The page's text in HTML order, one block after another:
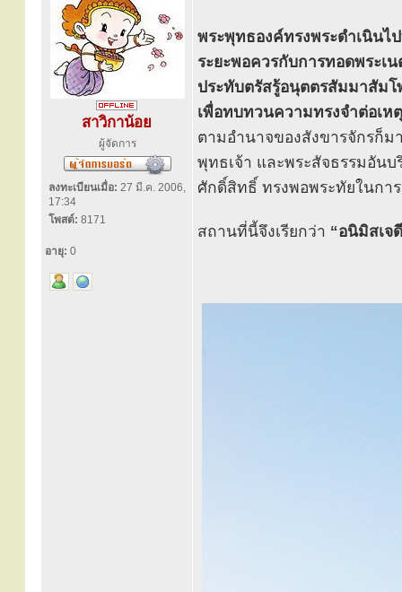
สาวิกาน้อย
ผู้จัดการ
ลงทะเบียนเมื่อ: 27 มี.ค. 2006,
17:34
โพสต์: 8171
อายุ: 0
พระพุทธองค์ทรงพระดำเนินไ
ระยะพอควรกับการทอดพระ
ประทับตรัสรู้อนุตตรสัมมาสัม
เพื่อทบทวนความทรงจำต่อเ
ตามอำนาจของสังขารจักรก็
พุทธเจ้า และพระสัจธรรมอัน
ศักดิ์สิทธิ์ ทรงพอพระทัยในกา
สถานที่นี้จึงเรียกว่า “อนิมิสเจ